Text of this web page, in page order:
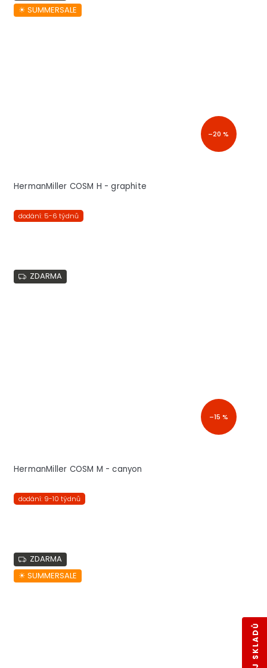
☀︎ SUMMERSALE
–20 %
HermanMiller COSM H - graphite
dodání: 5-6 týdnů
ZDARMA
–15 %
HermanMiller COSM M - canyon
dodání: 9-10 týdnů
ZDARMA
☀︎ SUMMERSALE